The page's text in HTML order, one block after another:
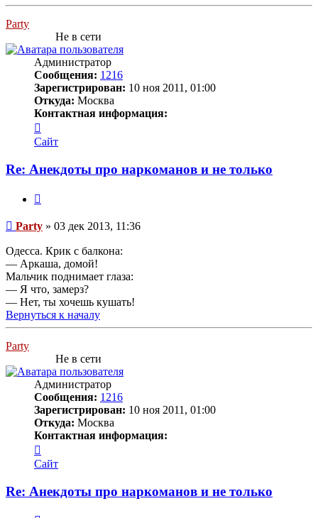
Party
Не в сети
Администратор
Сообщения: 1216
Зарегистрирован: 10 ноя 2011, 01:00
Откуда: Москва
Контактная информация:
информация
Сайт
Re: Анекдоты про наркоманов и не только
Сообщение
Party » 03 дек 2013, 11:36
Одесса. Крик с балкона:
— Аркаша, домой!
Мальчик поднимает глаза:
— Я что, замерз?
— Нет, ты хочешь кушать!
Вернуться к началу
Party
Не в сети
Администратор
Сообщения: 1216
Зарегистрирован: 10 ноя 2011, 01:00
Откуда: Москва
Контактная информация:
информация
пользователя
Сайт
Re: Анекдоты про наркоманов и не только